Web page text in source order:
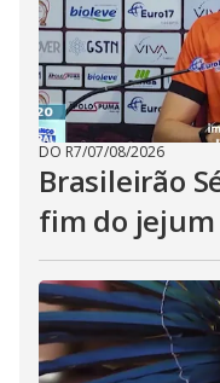
DO R7/07/08/2026
Brasileirão
fim do